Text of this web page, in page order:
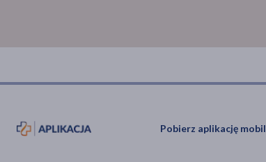
Pobierz aplikację